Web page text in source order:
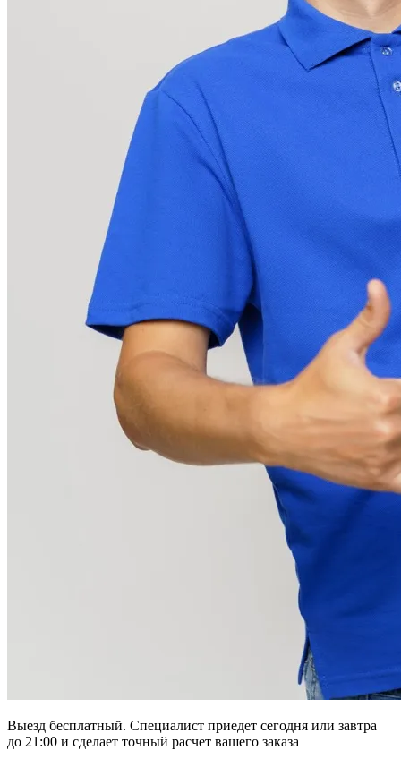
Выезд бесплатный. Специалист приедет сегодня или завтра
до 21:00 и сделает точный расчет вашего заказа